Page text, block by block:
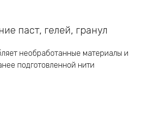
паст, гелей, гранул
необработанные материалы и
подготовленной нити